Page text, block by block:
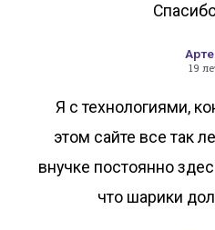
19
Я с технологиями,
этом сайте все так
внучке постоянно
что шарики